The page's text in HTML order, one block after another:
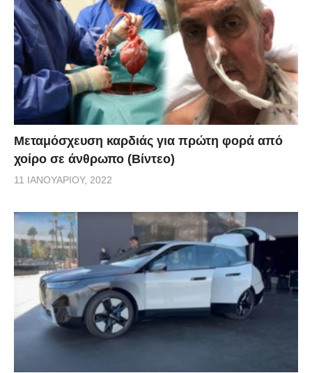
Μεταμόσχευση καρδιάς για πρώτη φορά από
χοίρο σε άνθρωπο (Βίντεο)
11 ΙΑΝΟΥΑΡΊΟΥ, 2022